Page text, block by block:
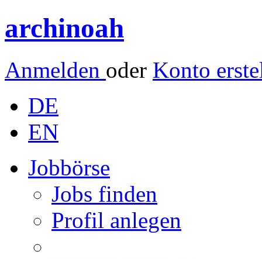
archinoah
Anmelden oder Konto
DE
EN
Jobbörse
Jobs finden
Profil anlegen